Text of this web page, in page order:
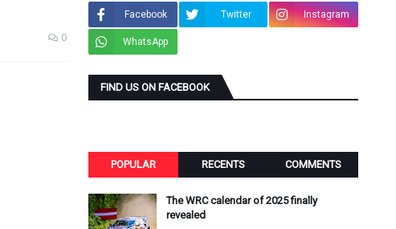
0
Facebook Twitter Instagram
WhatsApp
FIND US ON FACEBOOK
POPULAR RECENTS COMMENTS
The WRC calendar of 2025 finally
revealed